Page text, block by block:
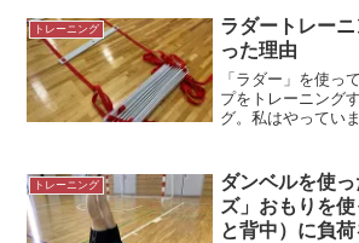
どの道具を足で扱
＊デッドリフトの
トレーニング
ラダートレー
った理由
「ラダー」を使っ
プをトレーニング
グ。私はやってい
トレーニング用具
マスを使って、さ
トレーニング
ダンベルを使
ズ」おもりを
と背中）に負